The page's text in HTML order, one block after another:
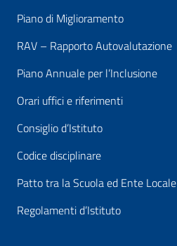
Piano di Miglioramento
RAV – Rapporto Autovalutazione
Piano Annuale per l’Inclusione
Orari uffici e riferimenti
Consiglio d’Istituto
Codice disciplinare
Patto tra la Scuola ed Ente Locale
Regolamenti d’Istituto